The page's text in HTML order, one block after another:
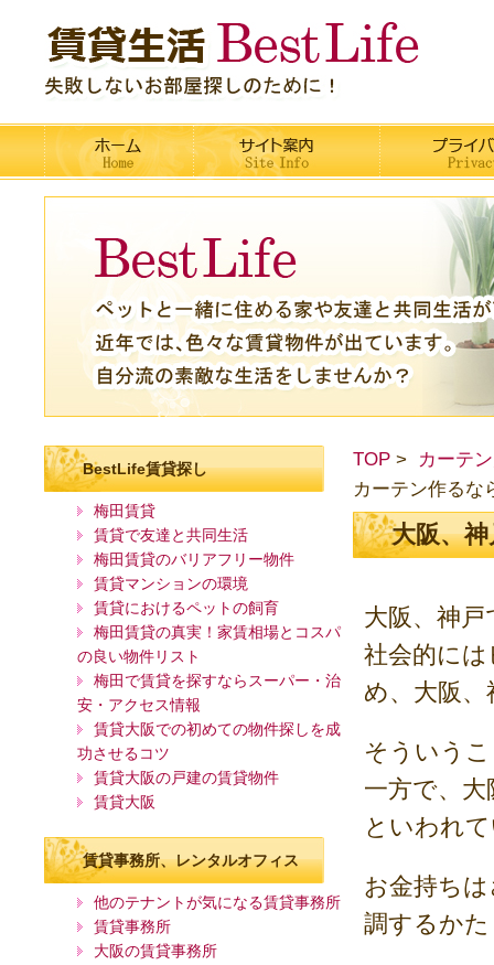
TOP
カーテ
カーテン作るな
大阪、
大阪、神
社会的に
め、大阪
そういう
一方で、
といわれ
お金持ち
調するか
BestLife賃貸探し
梅田賃貸
賃貸で友達と共同生活
梅田賃貸のバリアフリー物件
賃貸マンションの環境
賃貸におけるペットの飼育
梅田賃貸の真実！家賃相場とコスパ
の良い物件リスト
梅田で賃貸を探すならスーパー・治
安・アクセス情報
賃貸大阪での初めての物件探しを成
功させるコツ
賃貸大阪の戸建の賃貸物件
賃貸大阪
賃貸事務所、レンタルオフィス
他のテナントが気になる賃貸事務所
賃貸事務所
大阪の賃貸事務所